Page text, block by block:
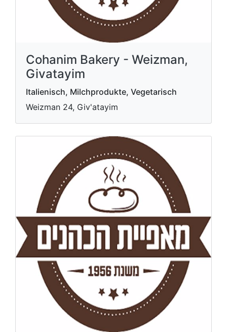
Cohanim Bakery - Weizman,
Givatayim
Italienisch, Milchprodukte, Vegetarisch
Weizman 24, Giv'atayim